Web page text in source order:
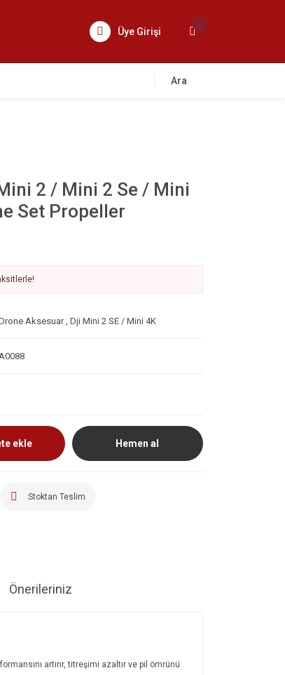
Üye Girişi
Ara
2 / Mini 2 Se / Mini
Set Propeller
Aksesuar , Dji Mini 2 SE / Mini 4K
ekle Hemen al
Stoktan Teslim
Önerileriniz
artırır, titreşimi azaltır ve pil ömrünü